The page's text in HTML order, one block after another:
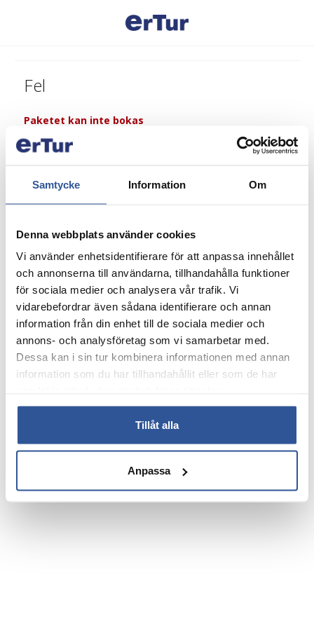
Samtycke Information Om
Denna webbplats använder cookies
Vi använder enhetsidentifierare för att anpassa innehållet
och annonserna till användarna, tillhandahålla funktioner
för sociala medier och analysera vår trafik. Vi
vidarebefordrar även sådana identifierare och annan
information från din enhet till de sociala medier och
annons- och analysföretag som vi samarbetar med.
Dessa kan i sin tur kombinera informationen med annan
information som du har tillhandahållit eller som de har
Tillåt alla
Anpassa
Fel
Paketet kan inte bokas